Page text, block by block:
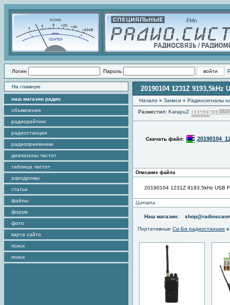
Логин Пароль
На главную
наш магазин радио
объявления
радиорейтинг
радиостанции
радиоприемники
диапазоны частот
таблица частот
аэродромы
статьи
файлы
форум
фото
карта сайта
поиск
поиск
20190104 1231Z 9193,5kHz
Начало » Записи » Радиоcигналы
Разместил: KarapuZ
Скачать файл:
Описание файла
20190104 1231Z 9193,5kHz USB
Цитата
Наш магазин:
Портативные Си-Би радиостанции